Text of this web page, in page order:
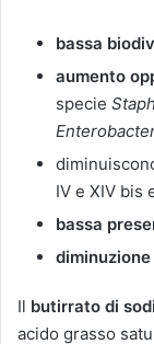
bassa
aumento
specie
IV e XIV bis
bassa
Il butirrato di
acido grasso